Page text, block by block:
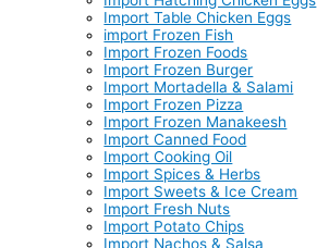
Import Table Chicken Eggs
import Frozen Fish
Import Frozen Foods
Import Frozen Burger
Import Mortadella & Salami
Import Frozen Pizza
Import Frozen Manakeesh
Import Canned Food
Import Cooking Oil
Import Spices & Herbs
Import Sweets & Ice Cream
Import Fresh Nuts
Import Potato Chips
Import Nachos & Salsa